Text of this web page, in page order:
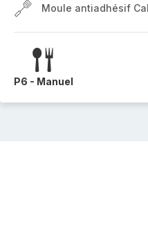
Moule antiadhésif
P6 - Manuel